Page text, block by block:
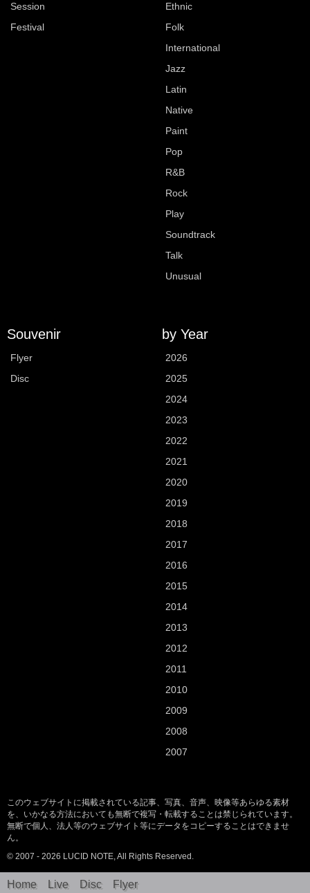
Session
Festival
Ethnic
Folk
International
Jazz
Latin
Native
Paint
Pop
R&B
Rock
Play
Soundtrack
Talk
Unusual
Souvenir
Flyer
Disc
by Year
2026
2025
2024
2023
2022
2021
2020
2019
2018
2017
2016
2015
2014
2013
2012
2011
2010
2009
2008
2007
このウェブサイトに掲載されている記事、写真、音声、映像等あらゆる素材
を、いかなる方法においても無断で複写・転載することは禁じられています。
無断で個人、法人等のウェブサイト等にデータをコピーすることはできませ
ん。
© 2007 - 2026 LUCID NOTE, All Rights Reserved.
Home Live Disc Flyer